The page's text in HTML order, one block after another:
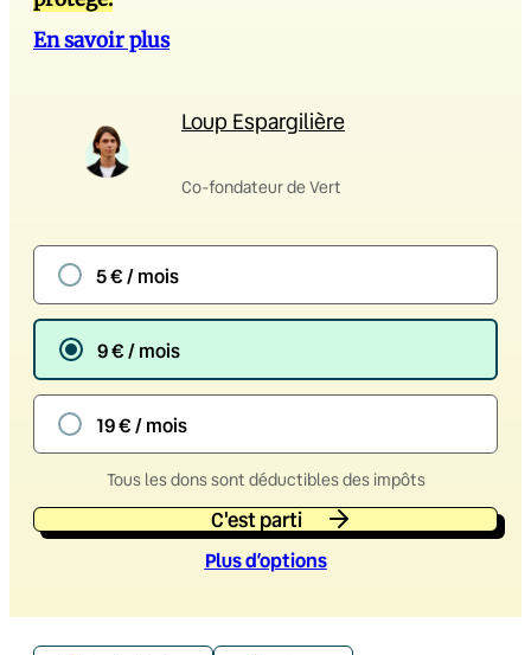
En savoir plus
Loup Espargilière
Co-fondateur de Vert
5 € / mois
9 € / mois
19 € / mois
Tous les dons sont déductibles des impôts
C'est parti
Plus d’options